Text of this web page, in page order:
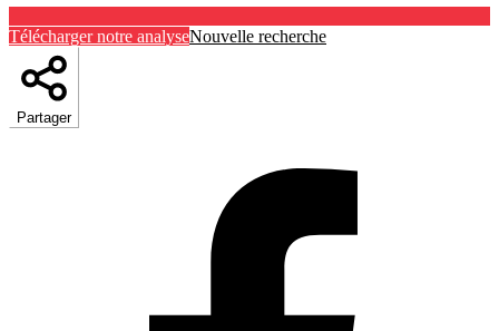
Télécharger notre analyseNouvelle recherche
Partager